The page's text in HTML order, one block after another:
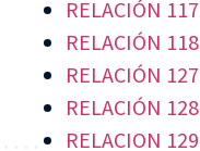
RELACIÓN 117
RELACIÓN 118
RELACIÓN 127
RELACIÓN 128
RELACION 129